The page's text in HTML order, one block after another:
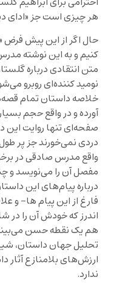
هر چیزی است جز «ادای
حال اگر از این پیش فرض
کنیم و به این نوشته
متن انتقادی درباره
نومید کننده‌ای روبرو
خلاصه داستان تمام
آورده و در واقع حجم
صفحه‌ای تنها روایت
دردی نمی‌خورند جز پر
واقع مدرس صادقی در
مفصل آن را می‌نویسد و
درباره پیام‌های این
فارغ از این پیام ها- و
اندرز که خودش آن را در
هم یک نقطه حسن
تحلیل جهان داستان،
ارزش‌های بلامنازع آثار
ندارد.